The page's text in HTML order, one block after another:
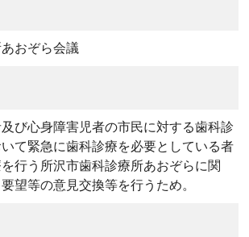
おぞら会議
び心身障害児者の市民に対する歯科診
て緊急に歯科診療を必要としている者
行う所沢市歯科診療所あおぞらに関
望等の意見交換等を行うため。